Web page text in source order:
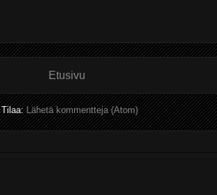
Etusivu
Tilaa:Lähetä kommentteja (Atom)